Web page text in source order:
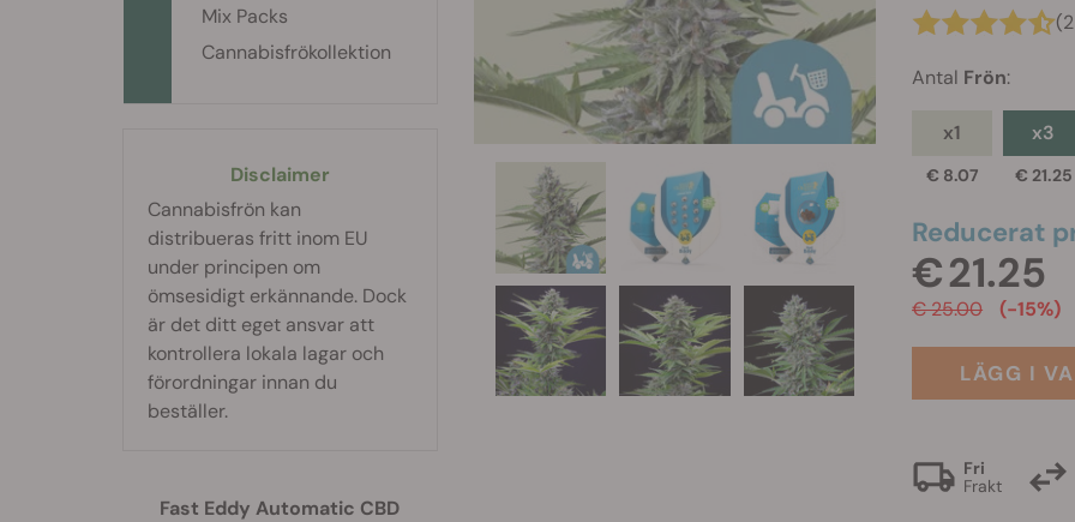
Antal Frön:
x1
€ 8.07
x3
€ 21.25
Reducerat
€ 21.25
€ 25.00 (-15%)
LÄGG I
Fri
Frakt
Mix Packs
Cannabisfrökollektion
Disclaimer
Cannabisfrön kan
distribueras fritt inom EU
under principen om
ömsesidigt erkännande. Dock
är det ditt eget ansvar att
kontrollera lokala lagar och
förordningar innan du
beställer.
Fast Eddy Automatic CBD